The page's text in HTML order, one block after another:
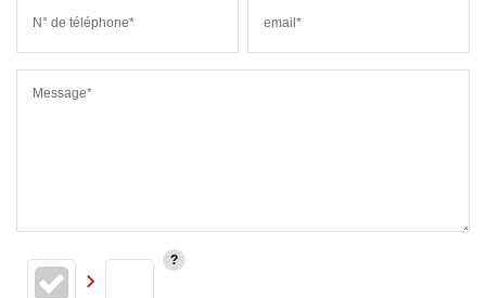
N° de téléphone* email*
Message*